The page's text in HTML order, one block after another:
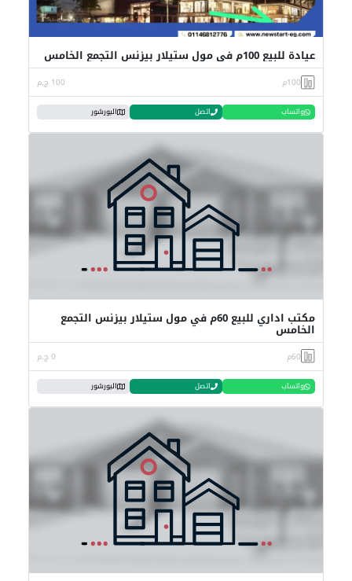
عيادة للبيع 100م في مول ستيلار بيزنس التجمع الخامس
100م 100 ج.م
واتساب اتصل البورشور
مكتب اداري للبيع 60م في مول ستيلار بيزنس التجمع
الخامس
60م 0 ج.م
واتساب اتصل البورشور